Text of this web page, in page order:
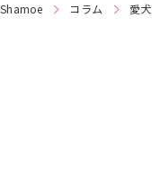
コラム 愛